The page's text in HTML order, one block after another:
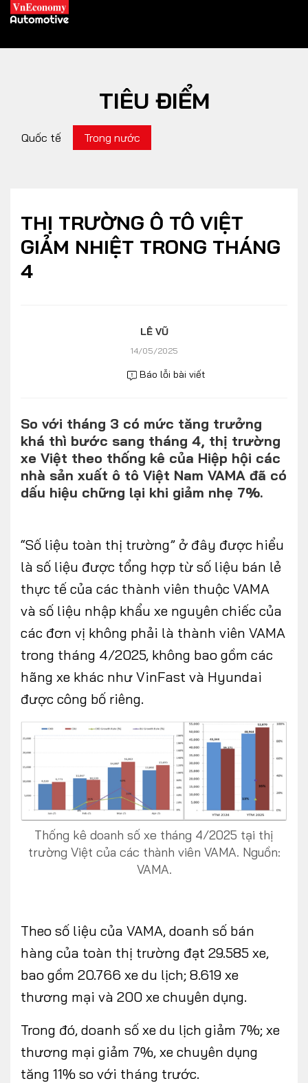
XE XANH
Xe điện
THỊ TRƯỜNG XE DOANH NGHIỆP
Infographics
Album ảnh
Video
HÃNG XE MODEL
DÒNG XE
FOLLOW US
Youtube
CONTACT US
0972271616
ngocvu.vneconomy@gmail.com
TIÊU ĐIỂM
Quốc tế Trong nước
THỊ TRƯỜNG Ô TÔ VIỆT
GIẢM NHIỆT TRONG THÁNG
4
LÊ VŨ
14/05/2025
Báo lỗi bài viết
So với tháng 3 có mức tăng trưởng
khá thì bước sang tháng 4, thị trường
xe Việt theo thống kê của Hiệp hội các
nhà sản xuất ô tô Việt Nam VAMA đã có
dấu hiệu chững lại khi giảm nhẹ 7%.
“Số liệu toàn thị trường” ở đây được hiểu
là số liệu được tổng hợp từ số liệu bán lẻ
thực tế của các thành viên thuộc VAMA
và số liệu nhập khẩu xe nguyên chiếc của
các đơn vị không phải là thành viên VAMA
trong tháng 4/2025, không bao gồm các
hãng xe khác như VinFast và Hyundai
được công bố riêng.
Thống kê doanh số xe tháng 4/2025 tại thị
trường Việt của các thành viên VAMA. Nguồn:
VAMA.
Theo số liệu của VAMA, doanh số bán
hàng của toàn thị trường đạt 29.585 xe,
bao gồm 20.766 xe du lịch; 8.619 xe
thương mại và 200 xe chuyên dụng.
Trong đó, doanh số xe du lịch giảm 7%; xe
thương mại giảm 7%, xe chuyên dụng
tăng 11% so với tháng trước.